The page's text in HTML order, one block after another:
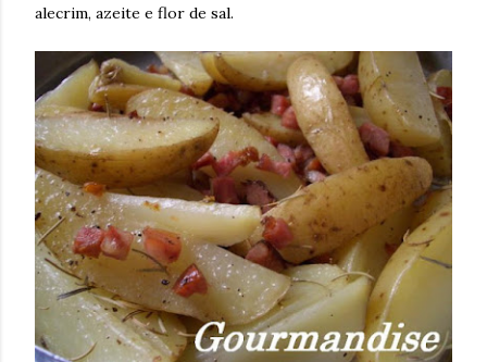
alecrim, azeite e flor de sal.